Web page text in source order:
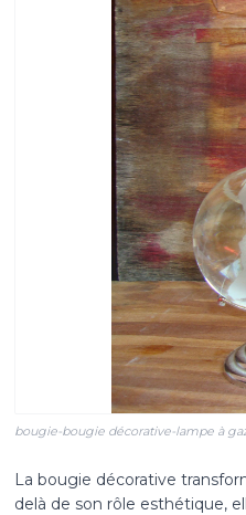
bougie-bougie décorative-lampe à
La bougie décorative
delà de son rôle esthétique,